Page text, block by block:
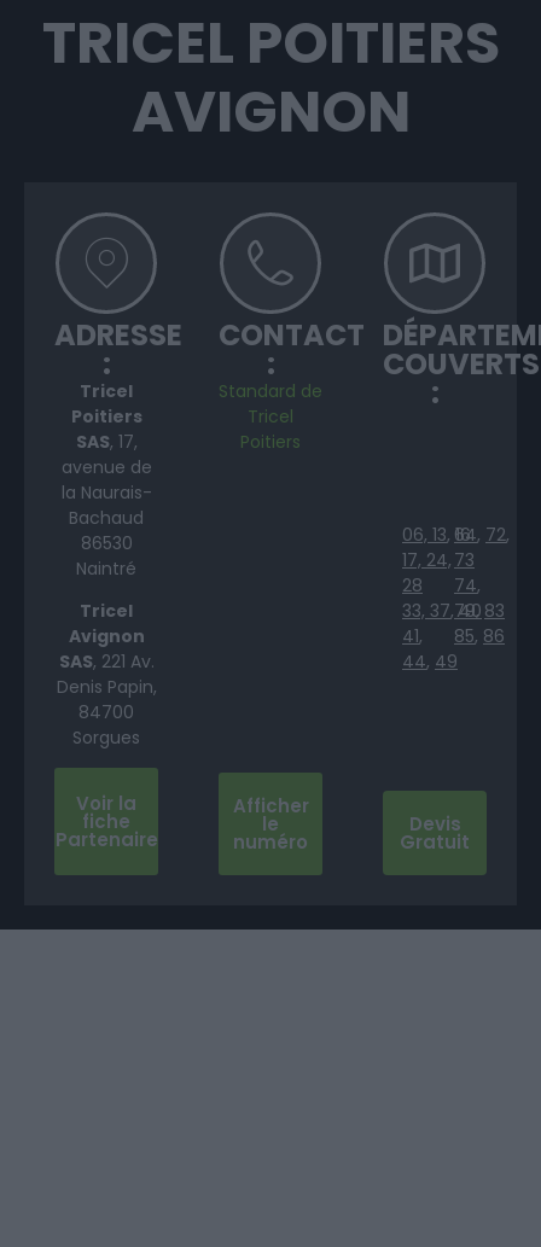
TRICEL POITIERS
AVIGNON
ADRESSE
:
Tricel
Poitiers
SAS, 17,
avenue de
la Naurais-
Bachaud
86530
Naintré
Tricel
Avignon
SAS, 221 Av.
Denis Papin,
84700
Sorgues
Voir la
fiche
Partenaire
CONTACT
:
Standard de
Tricel
Poitiers
Afficher
le
numéro
COUVERTS
:
06, 13, 16
17, 24,
28
33, 37,40
41,
44, 49
64, 72,
73
74,
79, 83
85, 86
Devis
Gratuit